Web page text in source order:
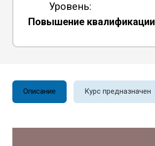
Уровень:
Повышение квалификации
Описание Курс предназначен